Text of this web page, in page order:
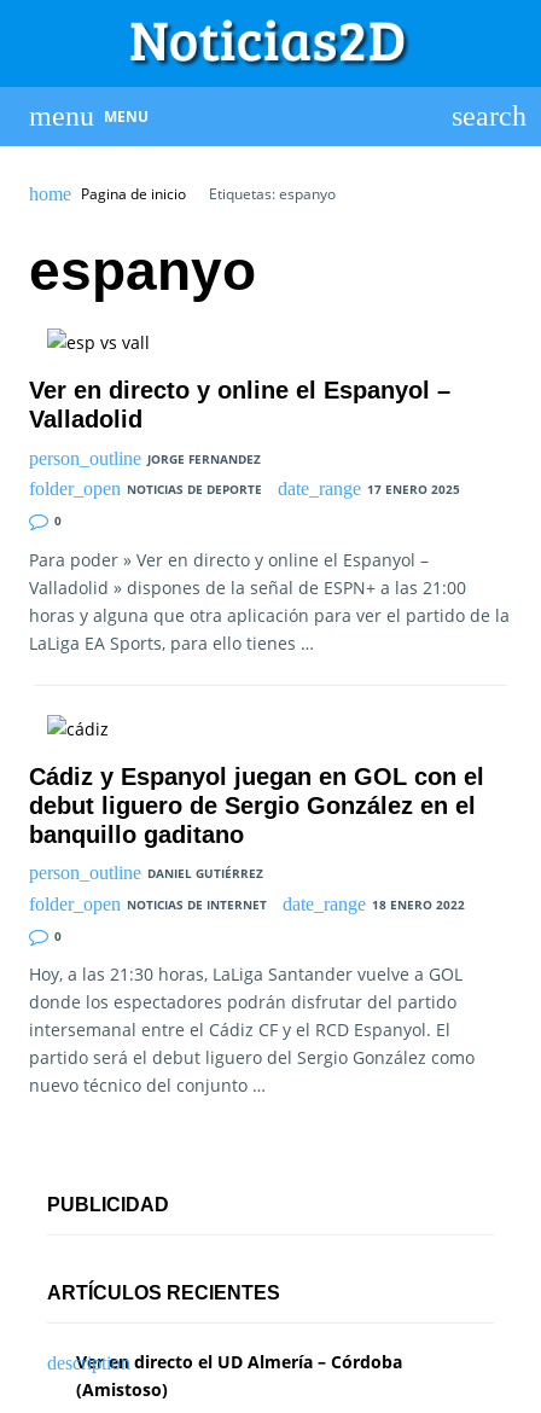
MENU
Pagina de inicio Etiquetas: espanyo
espanyo
Ver en directo y online el Espanyol –
Valladolid
JORGE FERNANDEZ
NOTICIAS DE DEPORTE
17 ENERO 2025
0
Para poder » Ver en directo y online el Espanyol –
Valladolid » dispones de la señal de ESPN+ a las 21:00
horas y alguna que otra aplicación para ver el partido de la
LaLiga EA Sports, para ello tienes …
Cádiz y Espanyol juegan en GOL con el
debut liguero de Sergio González en el
banquillo gaditano
DANIEL GUTIÉRREZ
NOTICIAS DE INTERNET
18 ENERO 2022
0
Hoy, a las 21:30 horas, LaLiga Santander vuelve a GOL
donde los espectadores podrán disfrutar del partido
intersemanal entre el Cádiz CF y el RCD Espanyol. El
partido será el debut liguero del Sergio González como
nuevo técnico del conjunto …
PUBLICIDAD
ARTÍCULOS RECIENTES
Ver en directo el UD Almería – Córdoba
(Amistoso)